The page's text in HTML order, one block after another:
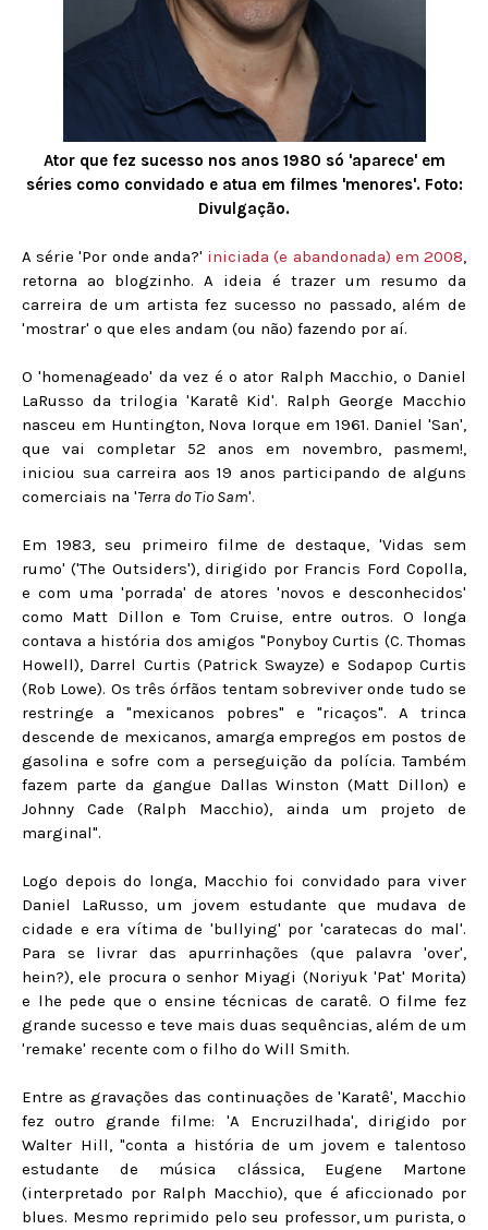
Ator que fez sucesso nos anos 1980 só 'aparece' em
séries como convidado e atua em filmes 'menores'. Foto:
Divulgação.
A série 'Por onde anda?' iniciada (e abandonada) em 2008,
retorna ao blogzinho. A ideia é trazer um resumo da
carreira de um artista fez sucesso no passado, além de
'mostrar' o que eles andam (ou não) fazendo por aí.
O 'homenageado' da vez é o ator Ralph Macchio, o Daniel
LaRusso da trilogia 'Karatê Kid'. Ralph George Macchio
nasceu em Huntington, Nova Iorque em 1961. Daniel 'San',
que vai completar 52 anos em novembro, pasmem!,
iniciou sua carreira aos 19 anos participando de alguns
comerciais na 'Terra do Tio Sam'.
Em 1983, seu primeiro filme de destaque, 'Vidas sem
rumo' ('The Outsiders'), dirigido por Francis Ford Copolla,
e com uma 'porrada' de atores 'novos e desconhecidos'
como Matt Dillon e Tom Cruise, entre outros. O longa
contava a história dos amigos "Ponyboy Curtis (C. Thomas
Howell), Darrel Curtis (Patrick Swayze) e Sodapop Curtis
(Rob Lowe). Os três órfãos tentam sobreviver onde tudo se
restringe a "mexicanos pobres" e "ricaços". A trinca
descende de mexicanos, amarga empregos em postos de
gasolina e sofre com a perseguição da polícia. Também
fazem parte da gangue Dallas Winston (Matt Dillon) e
Johnny Cade (Ralph Macchio), ainda um projeto de
marginal".
Logo depois do longa, Macchio foi convidado para viver
Daniel LaRusso, um jovem estudante que mudava de
cidade e era vítima de 'bullying' por 'caratecas do mal'.
Para se livrar das apurrinhações (que palavra 'over',
hein?), ele procura o senhor Miyagi (Noriyuk 'Pat' Morita)
e lhe pede que o ensine técnicas de caratê. O filme fez
grande sucesso e teve mais duas sequências, além de um
'remake' recente com o filho do Will Smith.
Entre as gravações das continuações de 'Karatê', Macchio
fez outro grande filme: 'A Encruzilhada', dirigido por
Walter Hill, "conta a história de um jovem e talentoso
estudante de música clássica, Eugene Martone
(interpretado por Ralph Macchio), que é aficcionado por
blues. Mesmo reprimido pelo seu professor, um purista, o